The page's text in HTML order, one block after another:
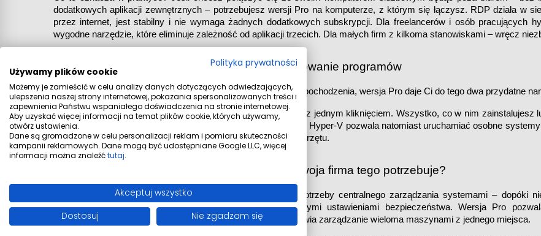
dodatkowych aplikacji zewnętrznych – potrzebujesz wersji Pro na komputerze, z którym się łączysz. RDP działa w
przez internet, jest stabilny i nie wymaga żadnych dodatkowych subskrypcji. Dla freelancerów i osób pracujących
wygodne narzędzie, które eliminuje zależność od aplikacji trzecich. Dla małych firm z kilkoma stanowiskami – wręcz
Hyper-V i Windows Sandbox – bezpieczne testowanie programów
Jeśli testujesz oprogramowanie lub otwierasz pliki nieznanego pochodzenia, wersja Pro daje Ci do tego dwa przydatne
Windows Sandbox to izolowane środowisko, które uruchamiasz jednym kliknięciem. Wszystko, co w nim zainstalujesz
znika po zamknięciu – główny system pozostaje nienaruszony. Hyper-V pozwala natomiast uruchamiać osobne
wewnątrz Windows – bez potrzeby kupowania dodatkowego sprzętu.
Zarządzanie aktualizacjami i domena – kiedy Twoja firma tego potrzebuje?
Małe firmy z kilkoma komputerami często nie odczuwają potrzeby centralnego zarządzania systemami – dopóki
problemów z niezaktualizowanymi maszynami lub niespójnymi ustawieniami bezpieczeństwa. Wersja Pro
komputer do domeny Active Directory lub Azure AD, co umożliwia zarządzanie wieloma maszynami z jednego miejsca.
Polityka prywatności
Używamy plików cookie
Możemy je zamieścić w celu analizy danych dotyczących odwiedzających,
ulepszenia naszej strony internetowej, pokazania spersonalizowanych treści i
zapewnienia Państwu wspaniałego doświadczenia na stronie internetowej.
Aby uzyskać więcej informacji na temat plików cookie, których używamy,
otwórz ustawienia.
Dane są gromadzone w celu personalizacji reklam i pomiaru skuteczności
kampanii reklamowych. Dane mogą być udostępniane Google LLC, więcej
informacji można znaleźćtutaj.
Akceptuj wszystko
Dostosuj
Nie zgadzam się